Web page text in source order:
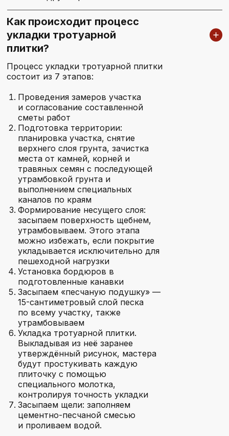
Как происходит процесс
укладки тротуарной
плитки?
Процесс укладки тротуарной плитки
состоит из 7 этапов:
Проведения замеров участка
и согласование составленной
сметы работ
Подготовка территории:
планировка участка, снятие
верхнего слоя грунта, зачистка
места от камней, корней и
травяных семян с последующей
утрамбовкой грунта и
выполнением специальных
каналов по краям
Формирование несущего слоя:
засыпаем поверхность щебнем,
утрамбовываем. Этого этапа
можно избежать, если покрытие
укладывается исключительно для
пешеходной нагрузки
Установка бордюров в
подготовленные канавки
Засыпаем «песчаную подушку» —
15-сантиметровый слой песка
по всему участку, также
утрамбовываем
Укладка тротуарной плитки.
Выкладывая из неё заранее
утверждённый рисунок, мастера
будут простукивать каждую
плиточку с помощью
специального молотка,
контролируя точность укладки
Засыпаем щели: заполняем
цементно-песчаной смесью
и проливаем водой.
КОНТАКТЫ
Связаться с нами
На связи каждый день с 8:00 до 20:00
+7 985 005-56-55
+7
Я даю согласие на обработку моих персональных данных
Перезвоните мне
Мессенжеры и почта